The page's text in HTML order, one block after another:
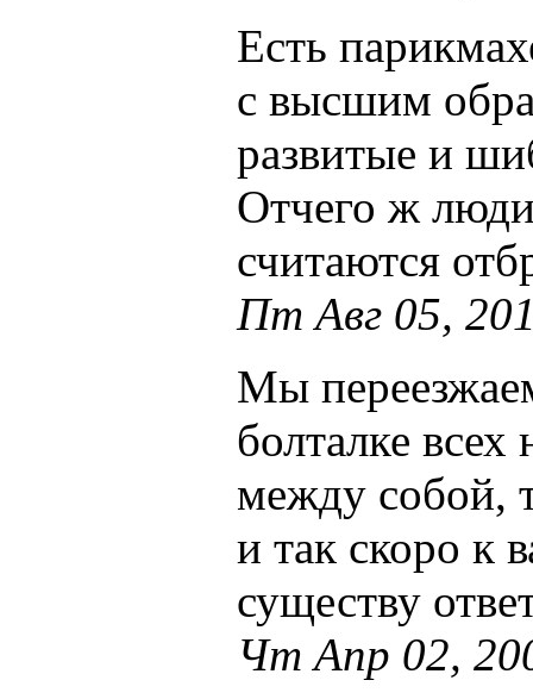
Есть
с высшим
развитые и
Отчего ж
считаются
Пт Авг 05,
Мы
болталке всех
между собой,
и так скоро к
существу
Чт Апр 02,